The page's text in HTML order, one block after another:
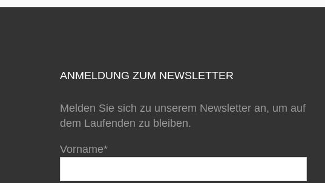
ANMELDUNG ZUM NEWSLETTER
Melden Sie sich zu unserem Newsletter an, um auf
dem Laufenden zu bleiben.
Vorname*